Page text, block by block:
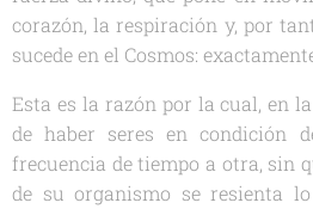
corazón, la respiración y, por
sucede en el Cosmos:
Esta es la razón por la cual, en
de haber seres en condición
frecuencia de tiempo a otra, sin
de su organismo se resienta